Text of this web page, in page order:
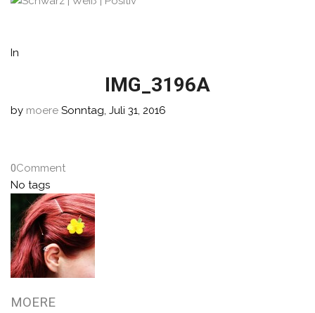
In
IMG_3196A
by moere Sonntag, Juli 31, 2016
0Comment
No tags
MOERE